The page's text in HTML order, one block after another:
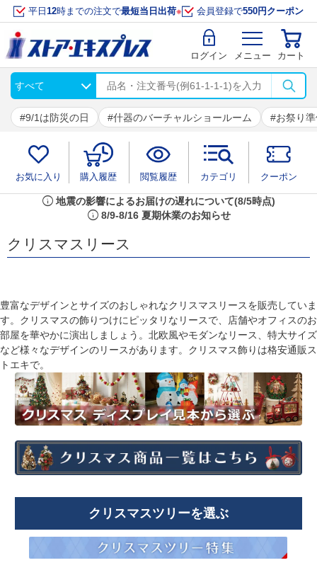
平日 12時までの注文で最短当日出荷※ 会員登録で550円クーポン
ログイン メニュー カート
9/1は防災の日 什器のバーチャルショールーム お祭り
お気に入り 購入履歴 閲覧履歴 カテゴリ クーポン
info 地震の影響によるお届けの遅れについて(8/5時点)
info 8/9-8/16 夏期休業のお知らせ
クリスマスリース
豊富なデザインとサイズのおしゃれなクリスマスリースを販売していま
す。クリスマスの飾りつけにピッタリなリースで、店舗やオフィスのお
部屋を華やかに演出しましょう。北欧風やモダンなリース、特大サイズ
など様々なデザインのリースがあります。クリスマス飾りは格安通販ス
トエキで。
クリスマスツリーを選ぶ